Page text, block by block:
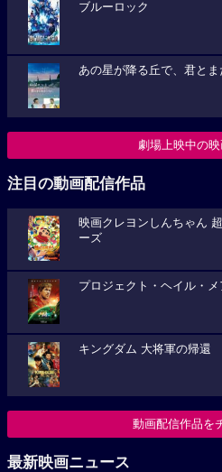
ブルーロック
あの星が降る丘で、君とま
劇場上映中の
注目の動画配信作品
映画クレヨンしんちゃん
ーズ
プロジェクト・ヘイル・メ
キングダム 大将軍の帰還
動画配信作品を
最新映画ニュース